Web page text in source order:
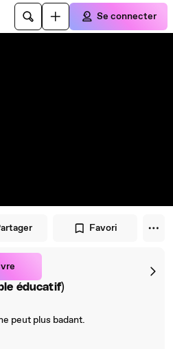
Se connecter
Favori
éducatif)
peut plus badant.